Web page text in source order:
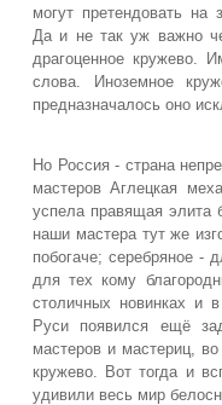
могут претендовать на
Да и не так уж важно
драгоценное кружево.
слова. Иноземное
предназначалось оно
Но Россия - страна
мастеров Аглецкая
успела правящая элита
наши мастера тут же
побогаче; серебряное -
для тех кому
столичных новинках и
Руси появился ещё
мастеров и мастериц,
кружево. Вот тогда и
удивили весь мир